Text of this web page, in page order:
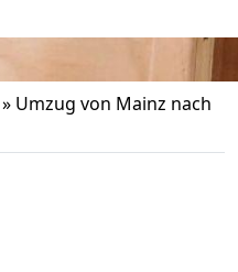
» Umzug von Mainz nach